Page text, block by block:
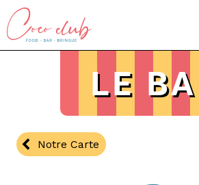
LE
Notre Carte